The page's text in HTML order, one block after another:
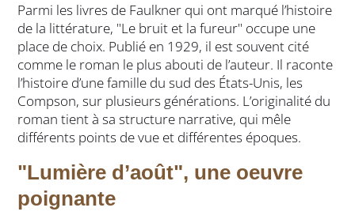
Parmi les livres de Faulkner qui ont marqué l’histoire
de la littérature, "Le bruit et la fureur" occupe une
place de choix. Publié en 1929, il est souvent cité
comme le roman le plus abouti de l’auteur. Il raconte
l’histoire d’une famille du sud des États-Unis, les
Compson, sur plusieurs générations. L’originalité du
roman tient à sa structure narrative, qui mêle
différents points de vue et différentes époques.
"Lumière d’août", une oeuvre
poignante